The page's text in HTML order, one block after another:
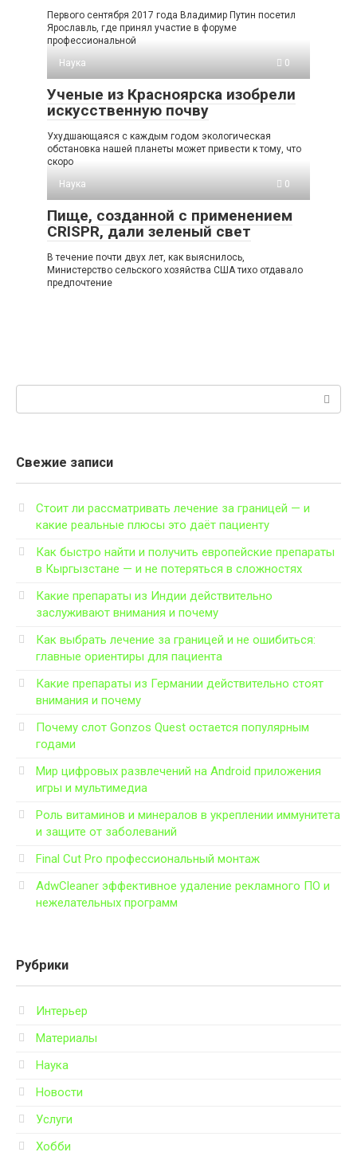
Первого сентября 2017 года Владимир Путин посетил
Ярославль, где принял участие в форуме
профессиональной
Наука
0
Ученые из Красноярска изобрели
искусственную почву
Ухудшающаяся с каждым годом экологическая
обстановка нашей планеты может привести к тому, что
скоро
Наука
0
Пище, созданной с применением
CRISPR, дали зеленый свет
В течение почти двух лет, как выяснилось,
Министерство сельского хозяйства США тихо отдавало
предпочтение
Свежие записи
Стоит ли рассматривать лечение за границей — и
какие реальные плюсы это даёт пациенту
Как быстро найти и получить европейские препараты
в Кыргызстане — и не потеряться в сложностях
Какие препараты из Индии действительно
заслуживают внимания и почему
Как выбрать лечение за границей и не ошибиться:
главные ориентиры для пациента
Какие препараты из Германии действительно стоят
внимания и почему
Почему слот Gonzos Quest остается популярным
годами
Мир цифровых развлечений на Android приложения
игры и мультимедиа
Роль витаминов и минералов в укреплении иммунитета
и защите от заболеваний
Final Cut Pro профессиональный монтаж
AdwCleaner эффективное удаление рекламного ПО и
нежелательных программ
Рубрики
Интерьер
Материалы
Наука
Новости
Услуги
Хобби